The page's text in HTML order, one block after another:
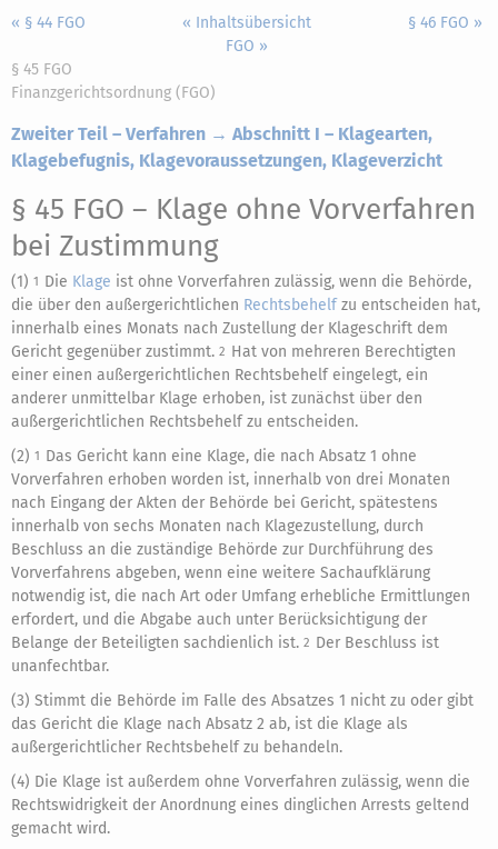
« § 44 FGO
« Inhaltsübersicht
FGO »
§ 46 FGO »
§ 45 FGO
Finanzgerichtsordnung (FGO)
Zweiter Teil – Verfahren → Abschnitt I – Klagearten,
Klagebefugnis, Klagevoraussetzungen, Klageverzicht
§ 45 FGO – Klage ohne Vorverfahren
bei Zustimmung
(1) 1 Die Klage ist ohne Vorverfahren zulässig, wenn die Behörde,
die über den außergerichtlichen Rechtsbehelfzu entscheiden hat,
innerhalb eines Monats nach Zustellung der Klageschrift dem
Gericht gegenüber zustimmt. 2 Hat von mehreren Berechtigten
einer einen außergerichtlichen Rechtsbehelf eingelegt, ein
anderer unmittelbar Klage erhoben, ist zunächst über den
außergerichtlichen Rechtsbehelf zu entscheiden.
(2) 1 Das Gericht kann eine Klage, die nach Absatz 1 ohne
Vorverfahren erhoben worden ist, innerhalb von drei Monaten
nach Eingang der Akten der Behörde bei Gericht, spätestens
innerhalb von sechs Monaten nach Klagezustellung, durch
Beschluss an die zuständige Behörde zur Durchführung des
Vorverfahrens abgeben, wenn eine weitere Sachaufklärung
notwendig ist, die nach Art oder Umfang erhebliche Ermittlungen
erfordert, und die Abgabe auch unter Berücksichtigung der
Belange der Beteiligten sachdienlich ist. 2 Der Beschluss ist
unanfechtbar.
(3) Stimmt die Behörde im Falle des Absatzes 1 nicht zu oder gibt
das Gericht die Klage nach Absatz 2 ab, ist die Klage als
außergerichtlicher Rechtsbehelf zu behandeln.
(4) Die Klage ist außerdem ohne Vorverfahren zulässig, wenn die
Rechtswidrigkeit der Anordnung eines dinglichen Arrests geltend
gemacht wird.